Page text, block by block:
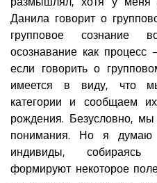
Данила говорит о
групповое сознание
осознавание как
если говорить о
имеется в виду, что
категории и сообщаем
рождения. Безусловно,
понимания. Но я
индивиды, собираясь
формируют некоторое